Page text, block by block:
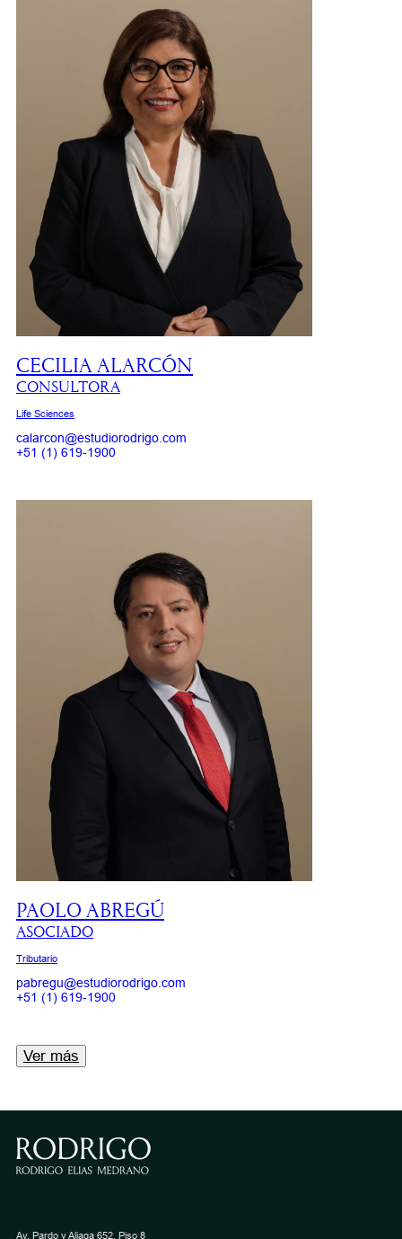
CECILIA ALARCÓN
CONSULTORA
Life Sciences
calarcon@estudiorodrigo.com
+51 (1) 619-1900
PAOLO ABREGÚ
ASOCIADO
Tributario
pabregu@estudiorodrigo.com
+51 (1) 619-1900
Ver más
Av. Pardo y Aliaga 652, Piso 8